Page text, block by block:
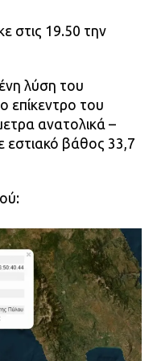
στις 19.50 την
λύση του
επίκεντρο του
ανατολικά –
εστιακό βάθος 33,7